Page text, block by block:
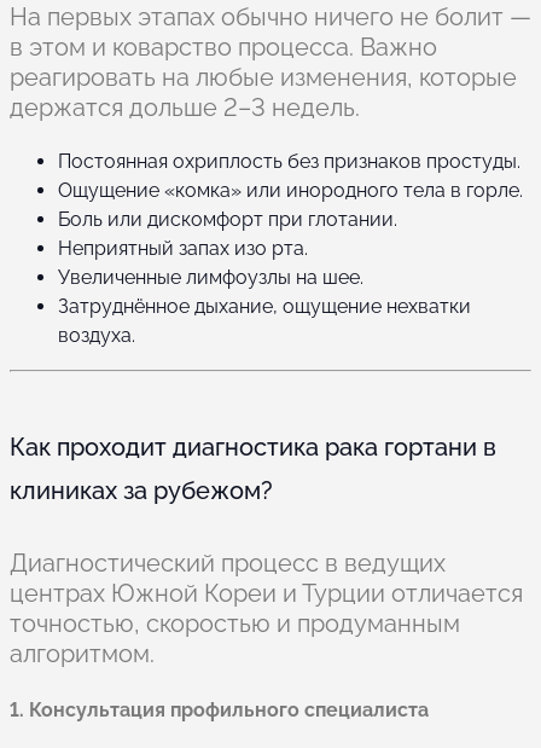
На первых этапах обычно ничего не болит —
в этом и коварство процесса. Важно
реагировать на любые изменения, которые
держатся дольше 2–3 недель.
Постоянная охриплость без признаков простуды.
Ощущение «комка» или инородного тела в горле.
Боль или дискомфорт при глотании.
Неприятный запах изо рта.
Увеличенные лимфоузлы на шее.
Затруднённое дыхание, ощущение нехватки
воздуха.
Как проходит диагностика рака гортани в
клиниках за рубежом?
Диагностический процесс в ведущих
центрах Южной Кореи и Турции отличается
точностью, скоростью и продуманным
алгоритмом.
1. Консультация профильного специалиста